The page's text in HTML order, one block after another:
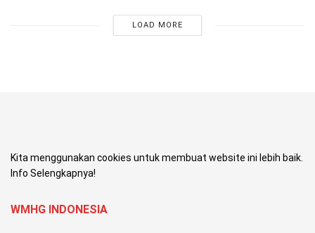
LOAD MORE
Kita menggunakan cookies untuk membuat website ini lebih baik.
Info Selengkapnya!
WMHG INDONESIA